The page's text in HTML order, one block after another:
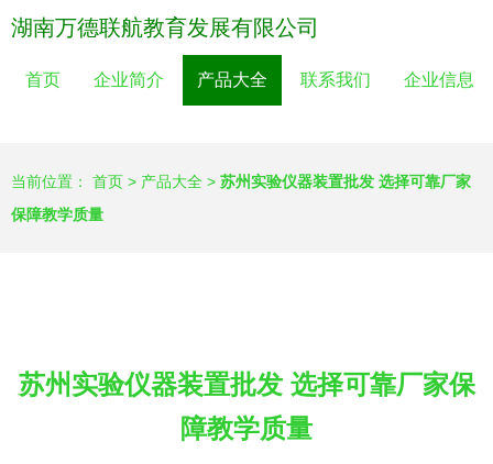
湖南万德联航教育发展有限公司
首页 企业简介 产品大全 联系我们 企业信息
当前位置： 首页 > 产品大全 > 苏州实验仪器装置批发 选择可靠厂家
保障教学质量
苏州实验仪器装置批发 选择可靠厂家保
障教学质量